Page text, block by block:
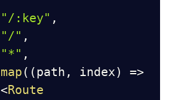
"/:key" ,
"/" ,
"*" ,
map ( (path , index) =>
<Route